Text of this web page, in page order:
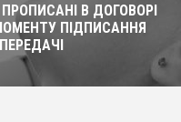
В ДОГОВОРІ
ПІДПИСАННЯ